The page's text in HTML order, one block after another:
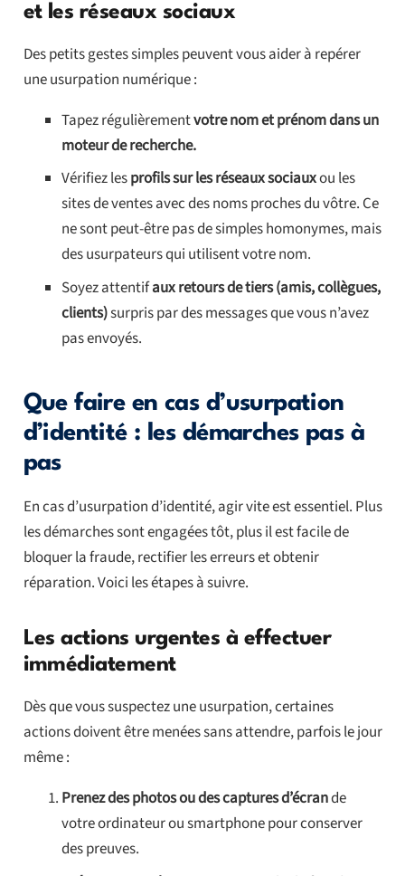
et les réseaux sociaux
Des petits gestes simples peuvent vous aider à repérer
une usurpation numérique :
Tapez régulièrementvotre nom et prénom dans un
moteur de recherche.
Vérifiez lesprofils sur les réseaux sociauxou les
sites de ventes avec des noms proches du vôtre. Ce
ne sont peut-être pas de simples homonymes, mais
des usurpateurs qui utilisent votre nom.
Soyez attentifaux retours de tiers (amis, collègues,
clients)surpris par des messages que vous n’avez
pas envoyés.
Que faire en cas d’usurpation
d’identité : les démarches pas à
pas
En cas d’usurpation d’identité, agir vite est essentiel. Plus
les démarches sont engagées tôt, plus il est facile de
bloquer la fraude, rectifier les erreurs et obtenir
réparation. Voici les étapes à suivre.
Les actions urgentes à effectuer
immédiatement
Dès que vous suspectez une usurpation, certaines
actions doivent être menées sans attendre, parfois le jour
même :
Prenez des photos ou des captures d’écrande
votre ordinateur ou smartphone pour conserver
des preuves.